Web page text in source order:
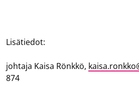
Lisätiedot:
johtaja Kaisa Rönkkö,
874